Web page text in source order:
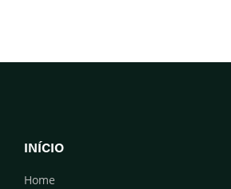
INÍCIO
Home